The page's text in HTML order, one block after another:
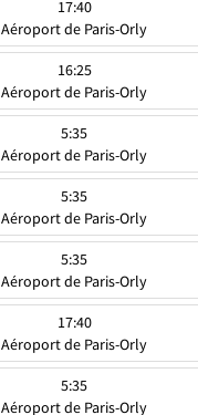
17:40
Aéroport de Paris-Orly
16:25
Aéroport de Paris-Orly
5:35
Aéroport de Paris-Orly
5:35
Aéroport de Paris-Orly
5:35
Aéroport de Paris-Orly
17:40
Aéroport de Paris-Orly
5:35
Aéroport de Paris-Orly